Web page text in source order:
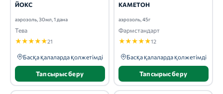
ЙОКС
аэрозоль, 30мл, 1 дана
Тева
★★★★★21
Басқа қалаларда қолжетімді
Тапсырыс беру
КАМЕТОН
аэрозоль, 45г
Фармстандарт
★★★★★12
Басқа қалаларда қолжетімді
Тапсырыс беру